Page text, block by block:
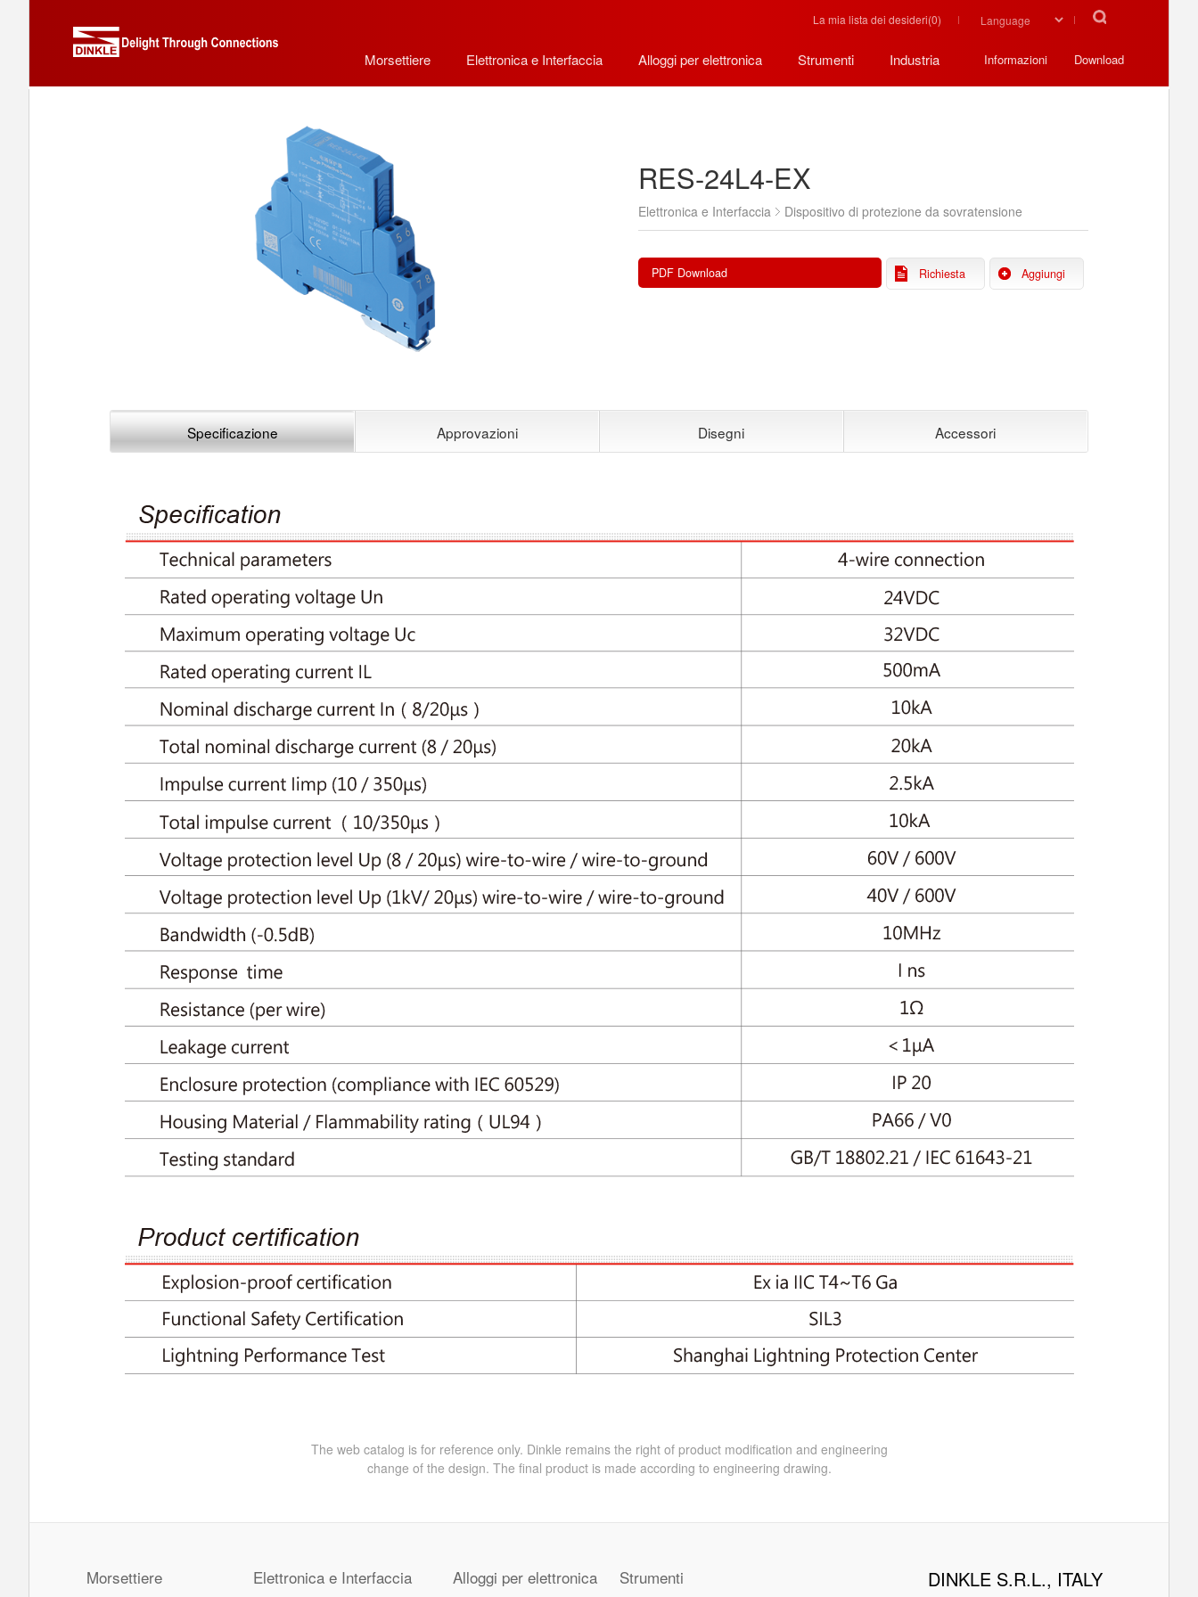
La mia lista dei desideri(0)
Morsettiere Elettronica e Interfaccia Alloggi per elettronica Strumenti Industria Informazioni Download
RES-24L4-EX
Elettronica e Interfaccia Dispositivo di protezione da sovratensione
PDF Download Richiesta Aggiungi
Specificazione Approvazioni Disegni Accessori
The web catalog is for reference only. Dinkle remains the right of product modification and engineering
change of the design. The final product is made according to engineering drawing.
Morsettiere Elettronica e Interfaccia Alloggi per elettronica Strumenti DINKLE S.R.L., ITALY